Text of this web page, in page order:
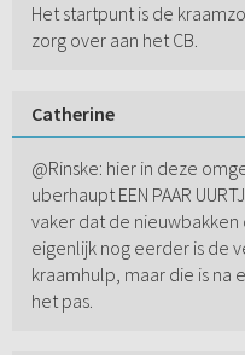
Het startpunt is de
zorg over aan het CB.
Catherine
@Rinske: hier in deze
uberhaupt EEN PAAR
vaker dat de nieuwbakken
eigenlijk nog eerder is de
kraamhulp, maar die is na
het pas.